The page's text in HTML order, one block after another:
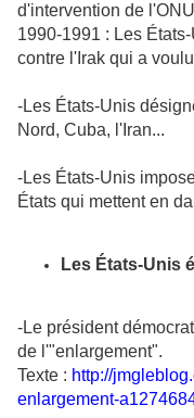
d'intervention de
1990-1991 : Les
contre l'Irak qui a
-Les États-Unis
Nord, Cuba, l'Iran...
-Les États-Unis
États qui mettent en
Les États-Unis
-Le président
de l'"enlargement".
Texte : http://
enlargement-